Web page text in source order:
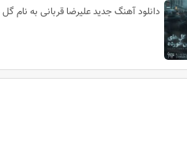
دانلود آهنگ جدید علیرضا قربانی به نام